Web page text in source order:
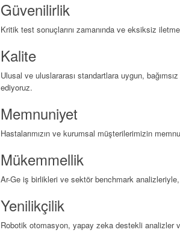
Güvenilirlik
Kritik test sonuçlarını zamanında ve eksiksiz
Kalite
Ulusal ve uluslararası standartlara uygun,
ediyoruz.
Memnuniyet
Hastalarımızın ve kurumsal müşterilerimizin
Mükemmellik
Ar-Ge iş birlikleri ve sektör benchmark
Yenilikçilik
Robotik otomasyon, yapay zeka destekli analizler